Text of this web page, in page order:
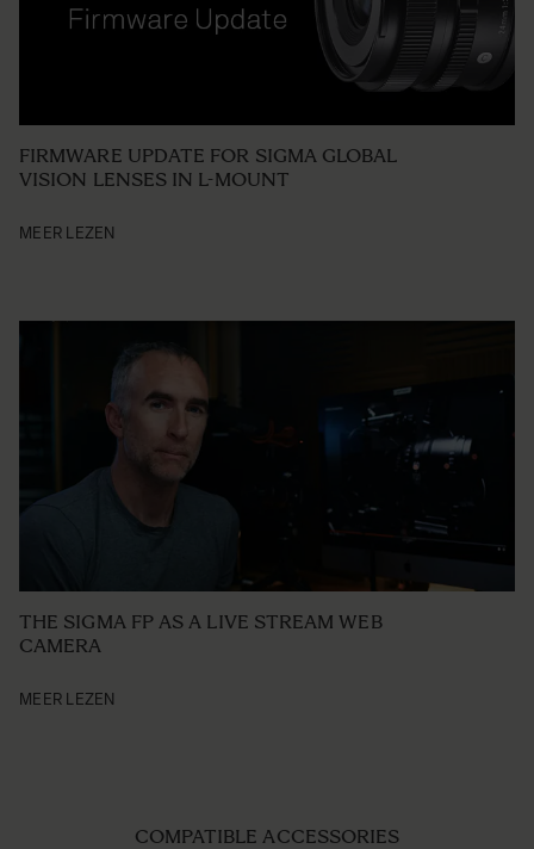
FIRMWARE UPDATE FOR SIGMA GLOBAL
VISION LENSES IN L-MOUNT
MEER LEZEN
THE SIGMA FP AS A LIVE STREAM WEB
CAMERA
MEER LEZEN
COMPATIBLE ACCESSORIES